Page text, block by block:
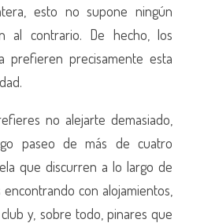
esto no supone ningún
al contrario. De hecho, los
prefieren precisamente esta
no alejarte demasiado,
paseo de más de cuatro
que discurren a lo largo de
con alojamientos,
y, sobre todo, pinares que